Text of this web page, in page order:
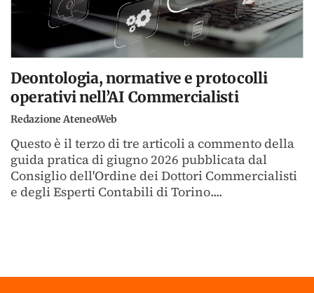
Deontologia, normative e protocolli
operativi nell’AI Commercialisti
Redazione AteneoWeb
Questo è il terzo di tre articoli a commento della
guida pratica di giugno 2026 pubblicata dal
Consiglio dell'Ordine dei Dottori Commercialisti
e degli Esperti Contabili di Torino....